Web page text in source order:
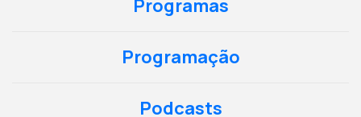
Programas
Programação
Podcasts